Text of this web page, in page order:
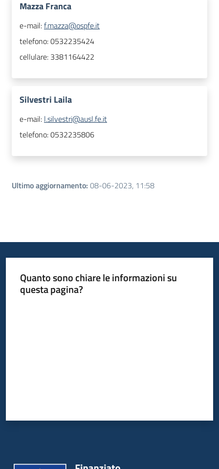
Mazza Franca
e-mail:f.mazza@ospfe.it
telefono:0532235424
cellulare: 3381164422
Silvestri Laila
e-mail: l.silvestri@ausl.fe.it
telefono:0532235806
Ultimo aggiornamento: 08-06-2023, 11:58
Quanto sono chiare le informazioni su
questa pagina?